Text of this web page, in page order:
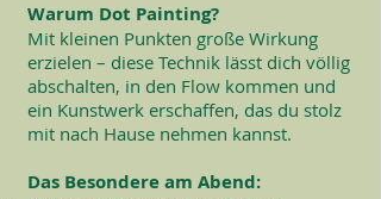
Warum Dot Painting?
Mit kleinen Punkten große Wirkung
erzielen – diese Technik lässt dich völlig
abschalten, in den Flow kommen und
ein Kunstwerk erschaffen, das du stolz
mit nach Hause nehmen kannst.
Das Besondere am Abend: